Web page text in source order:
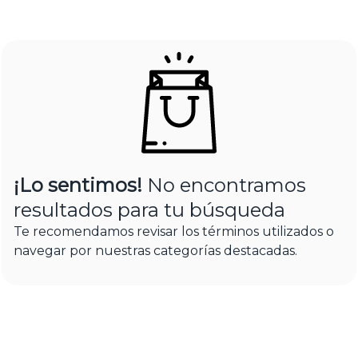
¡Lo sentimos! No encontramos
resultados para tu búsqueda
Te recomendamos revisar los términos utilizados o
navegar por nuestras categorías destacadas.